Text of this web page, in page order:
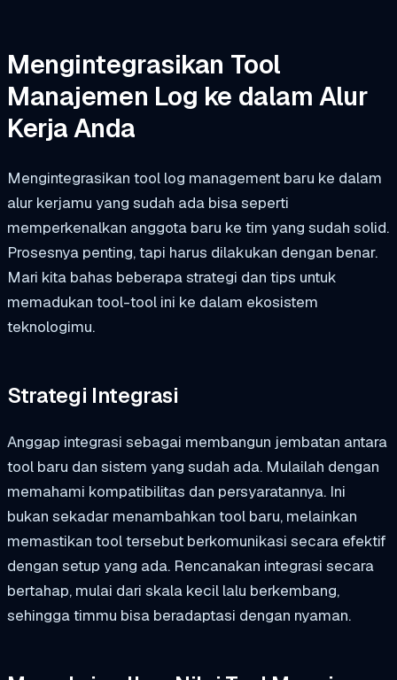
Mengintegrasikan Tool
Manajemen Log ke dalam Alur
Kerja Anda
Mengintegrasikan tool log management baru ke dalam
alur kerjamu yang sudah ada bisa seperti
memperkenalkan anggota baru ke tim yang sudah solid.
Prosesnya penting, tapi harus dilakukan dengan benar.
Mari kita bahas beberapa strategi dan tips untuk
memadukan tool-tool ini ke dalam ekosistem
teknologimu.
Strategi Integrasi
Anggap integrasi sebagai membangun jembatan antara
tool baru dan sistem yang sudah ada. Mulailah dengan
memahami kompatibilitas dan persyaratannya. Ini
bukan sekadar menambahkan tool baru, melainkan
memastikan tool tersebut berkomunikasi secara efektif
dengan setup yang ada. Rencanakan integrasi secara
bertahap, mulai dari skala kecil lalu berkembang,
sehingga timmu bisa beradaptasi dengan nyaman.